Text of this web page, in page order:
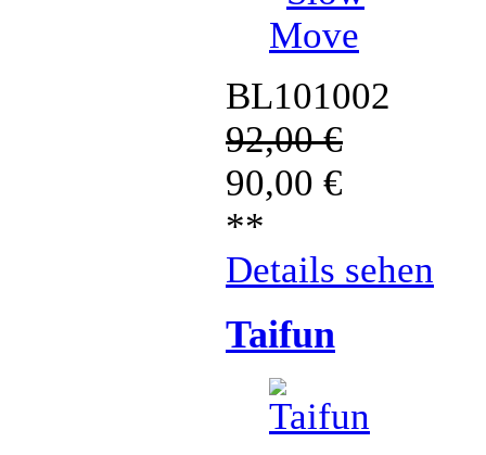
BL101002
92,00€
90,00 €
**
Details sehen
Taifun